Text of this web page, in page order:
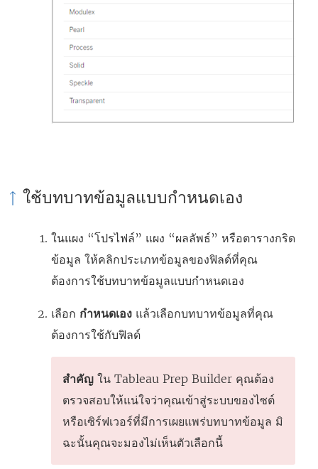
ใช้บทบาทข้อมูลแบบกำหนดเอง
ในแผง “โปรไฟล์” แผง “ผลลัพธ์” หรือตารางกริด
ข้อมูล ให้คลิกประเภทข้อมูลของฟิลด์ที่คุณ
ต้องการใช้บทบาทข้อมูลแบบกำหนดเอง
เลือก กำหนดเอง แล้วเลือกบทบาทข้อมูลที่คุณ
ต้องการใช้กับฟิลด์
สำคัญ ใน Tableau Prep Builder คุณต้อง
ตรวจสอบให้แน่ใจว่าคุณเข้าสู่ระบบของไซต์
หรือเซิร์ฟเวอร์ที่มีการเผยแพร่บทบาทข้อมูล มิ
ฉะนั้นคุณจะมองไม่เห็นตัวเลือกนี้